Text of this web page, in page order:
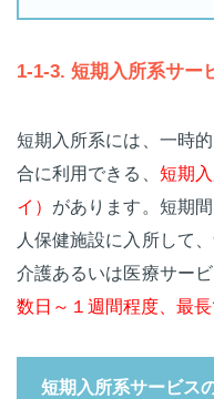
1-1-3. 短期入所系サー
短期入所系には、一時
合に利用できる、 短期
イ） があります。短期
人保健施設に入所して
介護あるいは医療サー
数日～１週間程度、最
短期入所系サービス